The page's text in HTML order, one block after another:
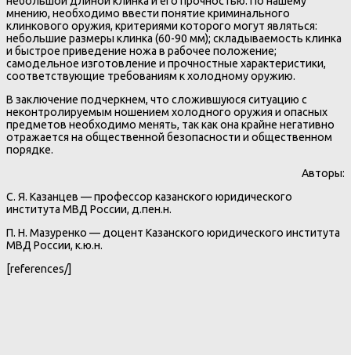
мнению, необходимо ввести понятие криминального
клинкового оружия, критериями которого могут являться:
небольшие размеры клинка (60-90 мм); складываемость клинка
и быстрое приведение ножа в рабочее положение;
самодельное изготовление и прочностные характеристики,
соответствующие требованиям к холодному оружию.
В заключение подчеркнем, что сложившуюся ситуацию с
неконтролируемым ношением холодного оружия и опасных
предметов необходимо менять, так как она крайне негативно
отражается на общественной безопасности и общественном
порядке.
Авторы:
С. Я. Казанцев — профессор казанского юридического
института МВД России, д.пен.н.
П. Н. Мазуренко — доцент Казанского юридического института
МВД России, к.ю.н.
[references/]